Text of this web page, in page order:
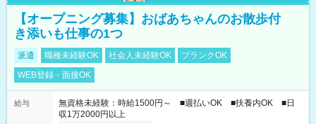
【オープニング募集】おばあちゃんのお散歩付
き添いも仕事の1つ
派遣 職種未経験OK 社会人未経験OK
ブランクOK
WEB登録・面接OK
給与
無資格未経験：時給1500円～ ■週払いOK ■扶養内OK ■日
収1万2000円以上